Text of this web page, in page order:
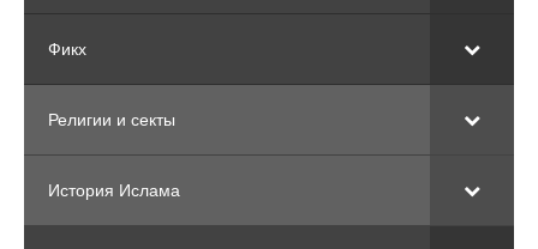
Фикх
Религии и секты
История Ислама